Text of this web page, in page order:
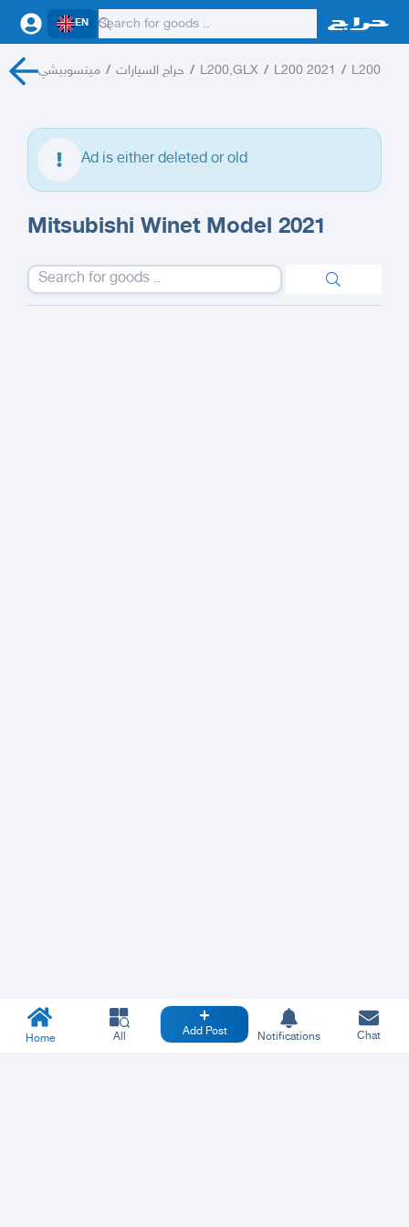
EN
ميتسوبيشي / حراج السيارات / L200,GLX / L200 2021 / L200
Ad is either deleted or old
Mitsubishi Winet Model 2021
Home All Add Post Notifications Chat